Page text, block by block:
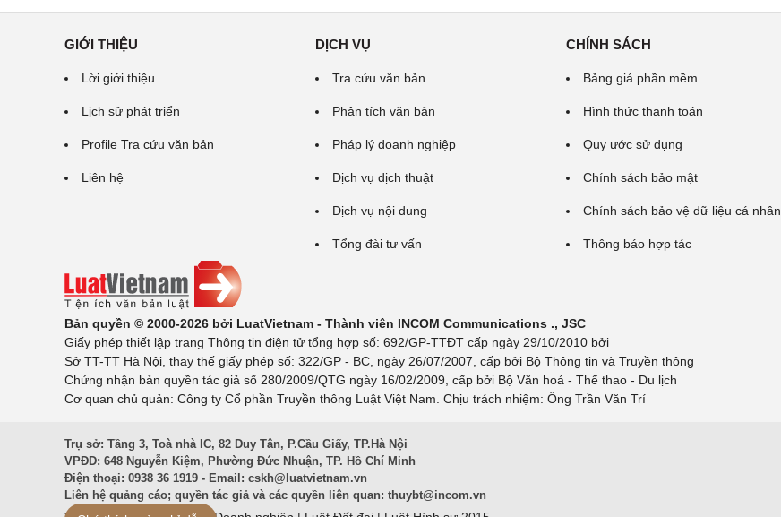
GIỚI THIỆU
Lời giới thiệu
Lịch sử phát triển
Profile Tra cứu văn bản
Liên hệ
DỊCH VỤ
Tra cứu văn bản
Phân tích văn bản
Pháp lý doanh nghiệp
Dịch vụ dịch thuật
Dịch vụ nội dung
Tổng đài tư vấn
CHÍNH SÁCH
Bảng giá phần mềm
Hình thức thanh toán
Quy ước sử dụng
Chính sách bảo mật
Chính sách bảo vệ dữ liệu cá nhân
Thông báo hợp tác
Bản quyền © 2000-2026 bởi LuatVietnam - Thành viên INCOM Communications ., JSC
Giấy phép thiết lập trang Thông tin điện tử tổng hợp số: 692/GP-TTĐT cấp ngày 29/10/2010 bởi
Sở TT-TT Hà Nội, thay thế giấy phép số: 322/GP - BC, ngày 26/07/2007, cấp bởi Bộ Thông tin và Truyền thông
Chứng nhận bản quyền tác giả số 280/2009/QTG ngày 16/02/2009, cấp bởi Bộ Văn hoá - Thể thao - Du lịch
Cơ quan chủ quản: Công ty Cổ phần Truyền thông Luật Việt Nam. Chịu trách nhiệm: Ông Trần Văn Trí
Trụ sở: Tầng 3, Toà nhà IC, 82 Duy Tân, P.Cầu Giấy, TP.Hà Nội
VPĐD: 648 Nguyễn Kiệm, Phường Đức Nhuận, TP. Hồ Chí Minh
Điện thoại: 0938 36 1919 - Email: cskh@luatvietnam.vn
Liên hệ quảng cáo; quyền tác giả và các quyền liên quan: thuybt@incom.vn